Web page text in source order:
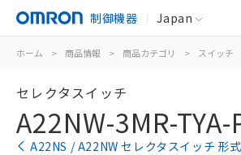
制御機器 Japan
ホーム > 商品情報 > 商品カテゴリ > スイッチ
セレクタスイッチ
A22NW-3MR-TYA-
A22NS / A22NW セレクタスイッチ 形